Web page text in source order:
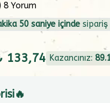
8 Yorum
50 saniye içinde sipariş
133,74 Kazancınız: